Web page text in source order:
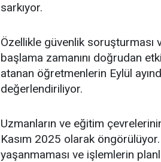
sarkıyor.
Özellikle güvenlik soruşturması
başlama zamanını doğrudan
atanan öğretmenlerin Eylül
değerlendiriliyor.
Uzmanların ve eğitim
Kasım 2025 olarak
yaşanmaması ve işlemlerin